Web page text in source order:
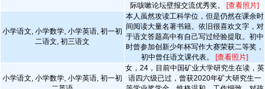
际咳嗽论坛壁报交流优秀奖。 [查看照片]
小学语文, 小学数学, 小学英语, 初一初
二语文, 初三语文
本人虽然攻读工科学位，但是仍然在课余时
间阅读大量名著书籍。依旧很喜欢文字，对
于语文答题高中有自己写过经验提取。初中
时曾参加创新少年杯写作大赛荣获二等奖，
初中曾任语文课代表。 [查看照片]
小学语文, 小学数学, 小学英语, 初一初
女，24，目前中国矿业大学研究生在读，英
语四六级已过，曾获2020年矿大研究生一